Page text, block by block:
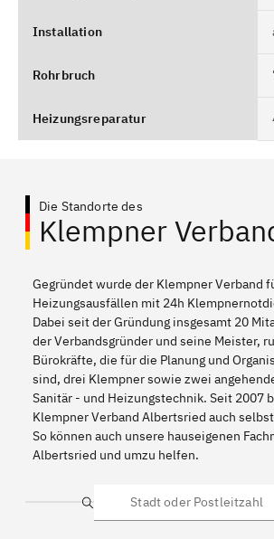
Installation
Rohrbruch
Heizungsreparatur
Die Standorte des
Klempner
Gegründet wurde der Klempner Verband
Heizungsausfällen mit 24h
Dabei seit der Gründung insgesamt 20
der Verbandsgründer und seine Meister,
Bürokräfte, die für die Planung und
sind, drei Klempner sowie zwei
Sanitär - und Heizungstechnik. Seit 2007
Klempner Verband Albertsried auch
So können auch unsere hauseigenen
Albertsried und umzu helfen.
Suche